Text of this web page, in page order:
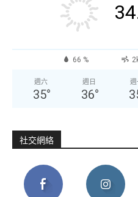
66 %
週六
35°
週日
36°
週
社交網絡